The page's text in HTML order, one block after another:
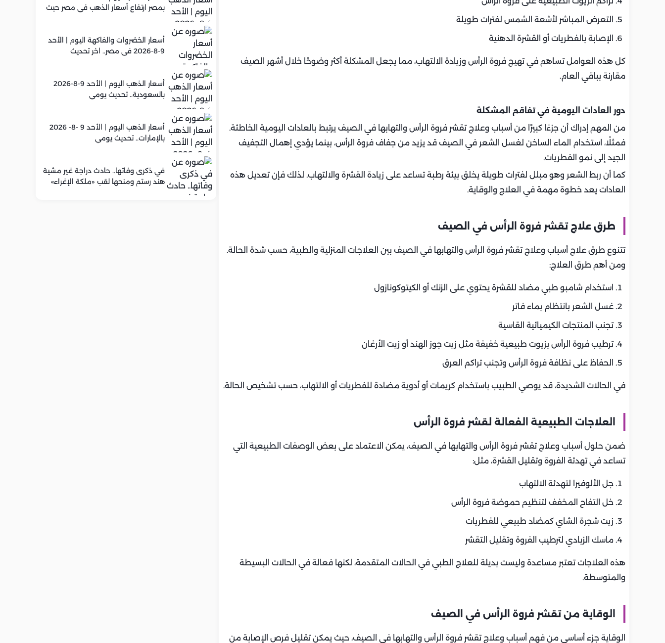
التعرض المباشر لأشعة الشمس لفترات طويلة
الإصابة بالفطريات أو القشرة الدهنية
كل هذه العوامل تساهم في تهيج فروة الرأس وزيادة الالتهاب، مما يجعل المشكلة أكثر وضوحًا خلال أشهر الصيف
مقارنة بباقي العام.
دور العادات اليومية في تفاقم المشكلة
من المهم إدراك أن جزءًا كبيرًا من أسباب وعلاج تقشر فروة الرأس والتهابها في الصيف يرتبط بالعادات اليومية الخاطئة.
فمثلًا، استخدام الماء الساخن لغسل الشعر في الصيف قد يزيد من جفاف فروة الرأس، بينما يؤدي إهمال التجفيف
الجيد إلى نمو الفطريات.
كما أن ربط الشعر وهو مبلل لفترات طويلة يخلق بيئة رطبة تساعد على زيادة القشرة والالتهاب. لذلك فإن تعديل هذه
العادات يعد خطوة مهمة في العلاج والوقاية.
طرق علاج تقشر فروة الرأس في الصيف
تتنوع طرق علاج أسباب وعلاج تقشر فروة الرأس والتهابها في الصيف بين العلاجات المنزلية والطبية، حسب شدة الحالة.
ومن أهم طرق العلاج:
استخدام شامبو طبي مضاد للقشرة يحتوي على الزنك أو الكيتوكونازول
غسل الشعر بانتظام بماء فاتر
تجنب المنتجات الكيميائية القاسية
ترطيب فروة الرأس بزيوت طبيعية خفيفة مثل زيت جوز الهند أو زيت الأرغان
الحفاظ على نظافة فروة الرأس وتجنب تراكم العرق
في الحالات الشديدة، قد يوصي الطبيب باستخدام كريمات أو أدوية مضادة للفطريات أو الالتهاب، حسب تشخيص الحالة.
العلاجات الطبيعية الفعالة لقشر فروة الرأس
ضمن حلول أسباب وعلاج تقشر فروة الرأس والتهابها في الصيف، يمكن الاعتماد على بعض الوصفات الطبيعية التي
تساعد في تهدئة الفروة وتقليل القشرة، مثل:
جل الألوفيرا لتهدئة الالتهاب
خل التفاح المخفف لتنظيم حموضة فروة الرأس
زيت شجرة الشاي كمضاد طبيعي للفطريات
ماسك الزبادي لترطيب الفروة وتقليل التقشر
هذه العلاجات تعتبر مساعدة وليست بديلة للعلاج الطبي في الحالات المتقدمة، لكنها فعالة في الحالات البسيطة
والمتوسطة.
الوقاية من تقشر فروة الرأس في الصيف
الوقاية جزء أساسي من فهم أسباب وعلاج تقشر فروة الرأس والتهابها في الصيف، حيث يمكن تقليل فرص الإصابة من
بمصر ارتفاع أسعار الذهب في مصر حيث
أسعار الخضروات والفاكهة اليوم | الأحد
9-8-2026 في مصر.. اخر تحديث
أسعار الذهب اليوم | الأحد 9-8-2026
بالسعودية.. تحديث يومي
أسعار الذهب اليوم | الأحد 9 -8- 2026
بالإمارات.. تحديث يومي
في ذكرى وفاتها.. حادث دراجة غير مشية
هند رستم ومنحها لقب «ملكة الإغراء»